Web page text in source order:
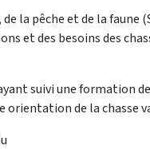
de la pêche et de la
et des besoins des
suivi une formation
orientation de la chasse